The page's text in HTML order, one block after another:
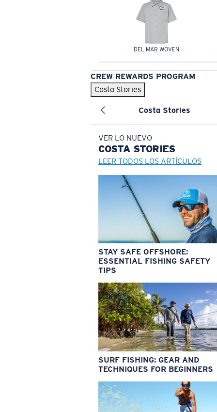
DEL MAR WOVEN
CREW REWARDS PROGRAM
Costa Stories
Costa Stories
VER LO NUEVO
COSTA STORIES
LEER TODOS LOS ARTÍCULOS
STAY SAFE OFFSHORE:
ESSENTIAL FISHING SAFETY
TIPS
SURF FISHING: GEAR AND
TECHNIQUES FOR BEGINNERS